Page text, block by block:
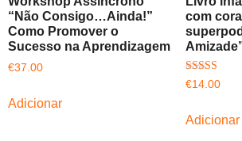
“Não Consigo…Ainda!”
Como Promover o
Sucesso na Aprendizagem
€37.00
Adicionar
com
Avaliação
€14.00
Adicionar